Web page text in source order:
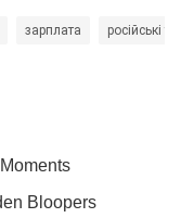
зарплата російські